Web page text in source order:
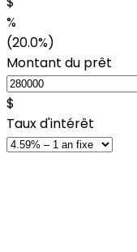
%
(20.0%)
Montant du prêt
$
Taux d'intérêt